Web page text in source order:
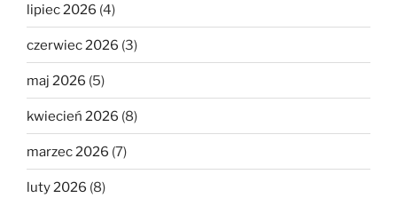
lipiec 2026 (4)
czerwiec 2026 (3)
maj 2026 (5)
kwiecień 2026 (8)
marzec 2026 (7)
luty 2026 (8)